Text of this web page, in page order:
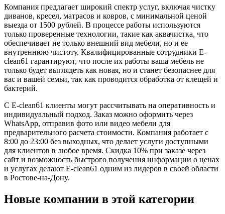
Компания предлагает широкий спектр услуг, включая чистку
диванов, кресел, матрасов и ковров, с минимальной ценой
выезда от 1500 рублей. В процессе работы используются
только проверенные технологии, такие как аквачистка, что
обеспечивает не только внешний вид мебели, но и ее
внутреннюю чистоту. Квалифицированные сотрудники E-
clean61 гарантируют, что после их работы ваша мебель не
только будет выглядеть как новая, но и станет безопаснее для
вас и вашей семьи, так как проводится обработка от клещей и
бактерий.
С E-clean61 клиенты могут рассчитывать на оперативность и
индивидуальный подход. Заказ можно оформить через
WhatsApp, отправив фото или видео мебели для
предварительного расчета стоимости. Компания работает с
8:00 до 23:00 без выходных, что делает услуги доступными
для клиентов в любое время. Скидка 10% при заказе через
сайт и возможность быстрого получения информации о ценах
и услугах делают E-clean61 одним из лидеров в своей области
в Ростове-на-Дону.
Новые компании в этой категории